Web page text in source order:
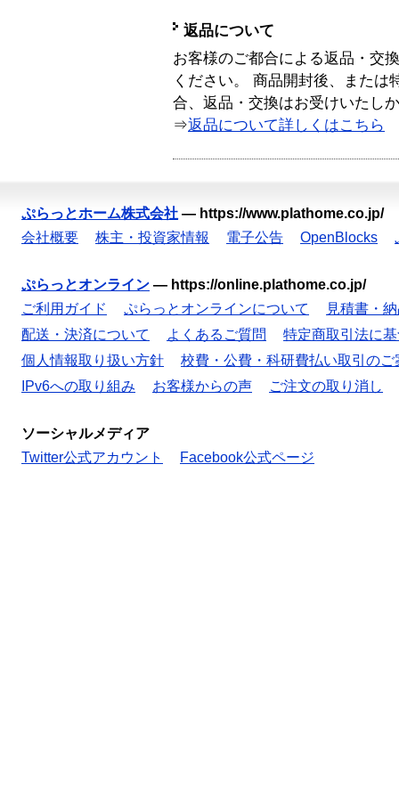
返品について
お客様のご都合による返品・交
ください。 商品開封後、または
合、返品・交換はお受けいたし
⇒返品について詳しくはこちら
ぷらっとホーム株式会社 — https://www.plathome.co.jp/
会社概要
株主・投資家情報 電子公告 OpenBlocks
ぷらっとオンライン — https://online.plathome.co.jp/
ご利用ガイド
ぷらっとオンラインについて
見積書・
配送・決済について
よくあるご質問
特定商取引法に
個人情報取り扱い方針
校費・公費・科研費払い取引のご
IPv6への取り組み
お客様からの声 ご注文の取り消し
ソーシャルメディア
Twitter公式アカウント
Facebook公式ページ